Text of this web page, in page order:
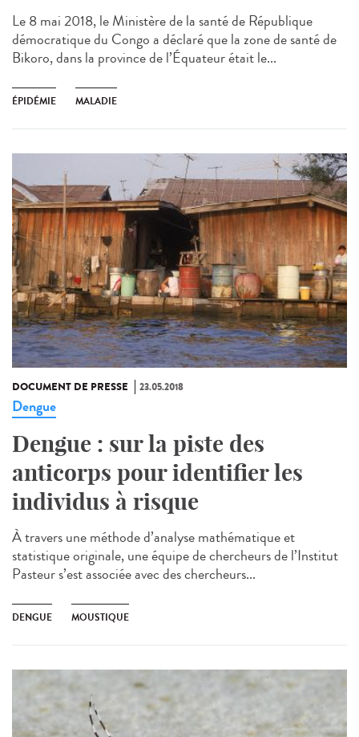
Le 8 mai 2018, le Ministère de la santé de République
démocratique du Congo a déclaré que la zone de santé de
Bikoro, dans la province de l’Équateur était le...
ÉPIDÉMIE MALADIE
DOCUMENT DE PRESSE 23.05.2018
Dengue
Dengue : sur la piste des
anticorps pour identifier les
individus à risque
À travers une méthode d’analyse mathématique et
statistique originale, une équipe de chercheurs de l’Institut
Pasteur s’est associée avec des chercheurs...
DENGUE MOUSTIQUE